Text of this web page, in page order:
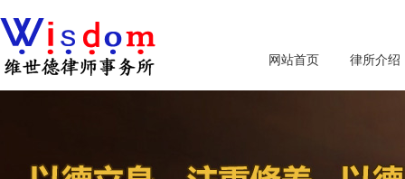
网站首页 律所介绍